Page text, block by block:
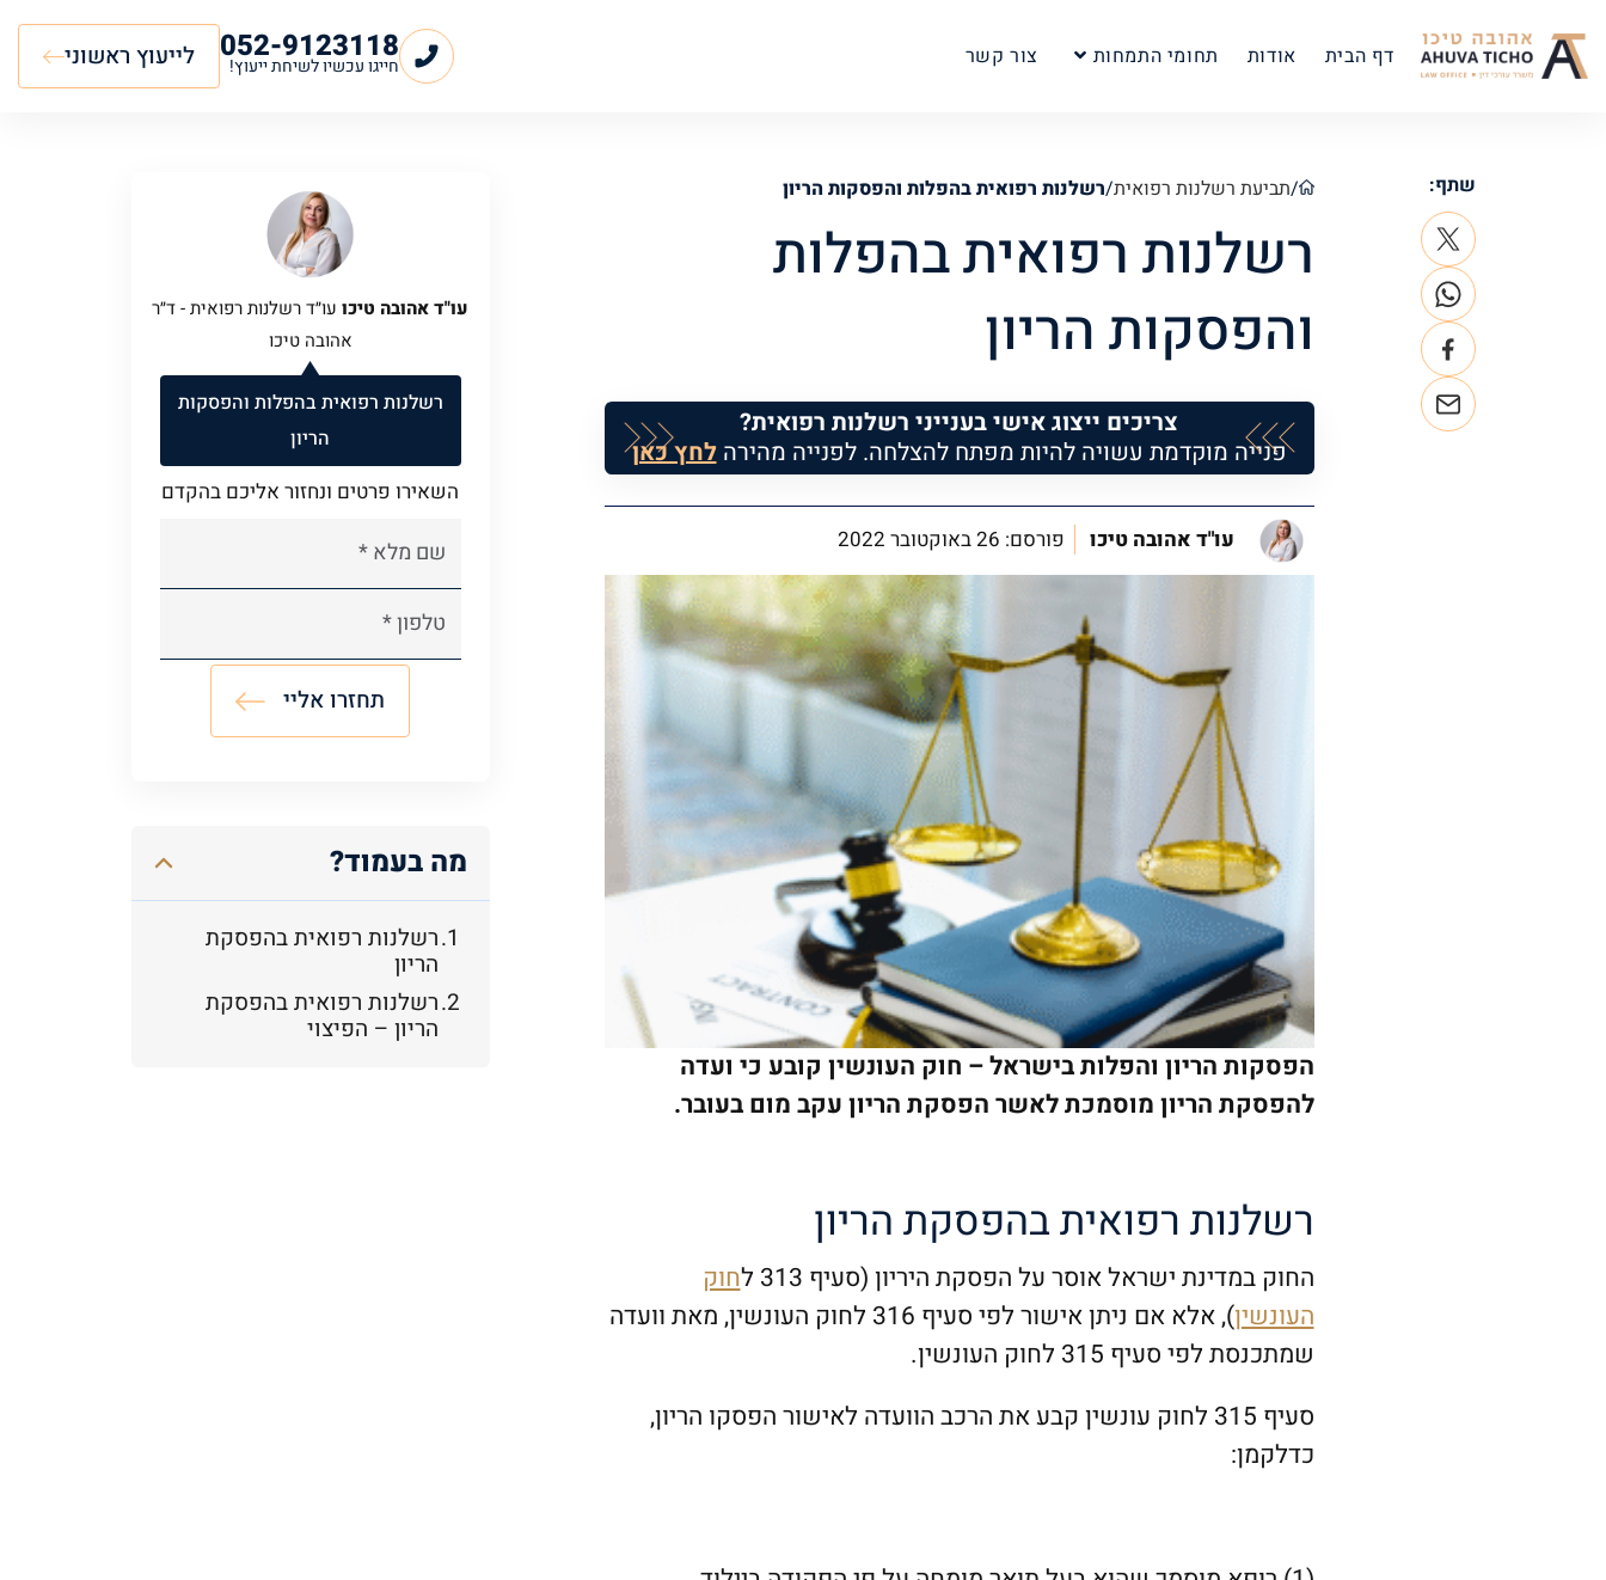
052-9123118
חייגו עכשיו לשיחת ייעוץ! לייעוץ ראשוני דף הבית אודות תחומי התמחות צור קשר
שתף: /תביעת רשלנות רפואית/רשלנות רפואית בהפלות והפסקות הריון
רשלנות רפואית בהפלות
והפסקות הריון
צריכים ייצוג אישי בענייני רשלנות רפואית?
פנייה מוקדמת עשויה להיות מפתח להצלחה. לפנייה מהירהלחץ כאן
עו"ד אהובה טיכו פורסם: 26 באוקטובר 2022
הפסקות הריון והפלות בישראל – חוק העונשין קובע כי ועדה
להפסקת הריון מוסמכת לאשר הפסקת הריון עקב מום בעובר.
רשלנות רפואית בהפסקת הריון
החוק במדינת ישראל אוסר על הפסקת היריון (סעיף 313 ל
חוק
העונשין), אלא אם ניתן אישור לפי סעיף 316 ל חוק העונשין, מאת וועדה
שמתכנסת לפי סעיף 315 ל
חוק העונשין.
סעיף 315 לחוק עונשין קבע את הרכב הוועדה לאישור הפסקו הריון,
כדלקמן:
עו"ד אהובה טיכו עו״ד רשלנות רפואית - ד״ר
אהובה טיכו
רשלנות רפואית בהפלות והפסקות
הריון
השאירו פרטים ונחזור אליכם בהקדם
r
n
מה בעמוד?
רשלנות רפואית בהפסקת
הריון
רשלנות רפואית בהפסקת
הריון – הפיצוי